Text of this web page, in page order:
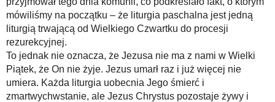
mówiliśmy na początku – że liturgia paschalna jest jedną
liturgią trwającą od Wielkiego Czwartku do procesji
rezurekcyjnej.
To jednak nie oznacza, że Jezusa nie ma z nami w Wielki
Piątek, że On nie żyje. Jezus umarł raz i już więcej nie
umiera. Każda liturgia uobecnia Jego śmierć i
zmartwychwstanie, ale Jezus Chrystus pozostaje żywy i